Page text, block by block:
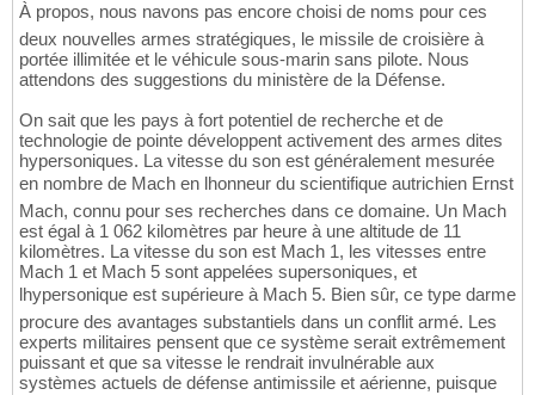
À propos, nous navons pas encore choisi de noms pour ces
deux nouvelles armes stratégiques, le missile de croisière à
portée illimitée et le véhicule sous-marin sans pilote. Nous
attendons des suggestions du ministère de la Défense.
On sait que les pays à fort potentiel de recherche et de
technologie de pointe développent activement des armes dites
hypersoniques. La vitesse du son est généralement mesurée
en nombre de Mach en lhonneur du scientifique autrichien Ernst
Mach, connu pour ses recherches dans ce domaine. Un Mach
est égal à 1 062 kilomètres par heure à une altitude de 11
kilomètres. La vitesse du son est Mach 1, les vitesses entre
Mach 1 et Mach 5 sont appelées supersoniques, et
lhypersonique est supérieure à Mach 5. Bien sûr, ce type darme
procure des avantages substantiels dans un conflit armé. Les
experts militaires pensent que ce système serait extrêmement
puissant et que sa vitesse le rendrait invulnérable aux
systèmes actuels de défense antimissile et aérienne, puisque